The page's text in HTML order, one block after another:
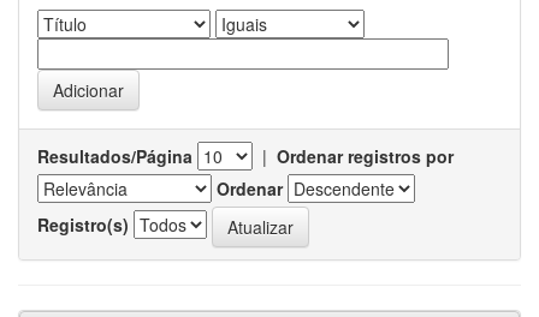
Resultados/Página | Ordenar registros por
Ordenar
Registro(s)